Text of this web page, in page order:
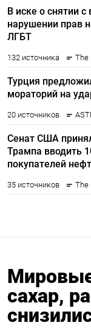
сахар,